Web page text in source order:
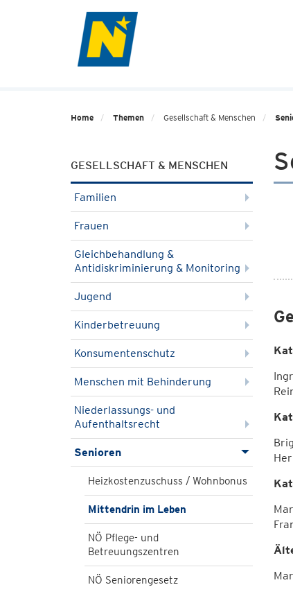
Home Themen Gesellschaft & Menschen
GESELLSCHAFT & MENSCHEN
Familien
Frauen
Gleichbehandlung &
Antidiskriminierung & Monitoring
Jugend
Kinderbetreuung
Konsumentenschutz
Menschen mit Behinderung
Niederlassungs- und
Aufenthaltsrecht
Senioren
Heizkostenzuschuss / Wohnbonus
Mittendrin im Leben
NÖ Pflege- und
Betreuungszentren
NÖ Seniorengesetz